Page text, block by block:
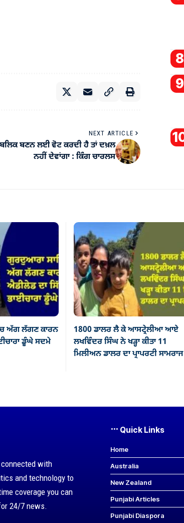
NEXT ARTICLE
ਬਣਨ ਲਈ ਵੋਟ ਕਰਦੀ ਹੈ ਤਾਂ ਦਖ਼ਲ
ਨਹੀਂ ਦੇਵਾਂਗਾ : ਕਿੰਗ ਚਾਰਲਸ
ਅੱਗ ਲੱਗਣ ਕਾਰਨ
ਡੂੰਘੇ ਸਦਮੇ
1800 ਡਾਲਰ ਲੈ ਕੇ ਆਸਟ੍ਰੇਲੀਆ ਆਏ
ਲਖਵਿੰਦਰ ਸਿੰਘ ਨੇ ਖੜ੍ਹਾ ਕੀਤਾ 11
ਮਿਲੀਅਨ ਡਾਲਰ ਦਾ ਪ੍ਰਾਪਰਟੀ ਸਾਮਰਾਜ
with
and technology to
coverage you can
24/7 news.
Quick Links
Home
Australia
New Zealand
Punjabi Articles
Punjabi Diaspora